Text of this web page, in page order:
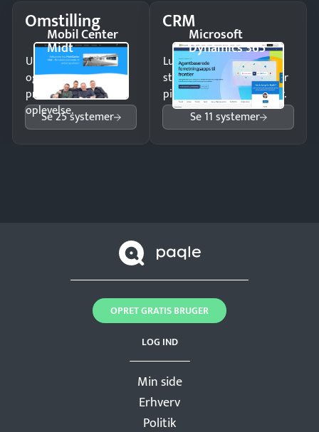
Omstilling
Mobil Center
Midt
Undgå tabte opkald
og giv kunderne en
professionel
oplevelse.
Se 25 systemer
CRMMicrosoft
Dynamics 365
Luk flere salg med et
struktureret overblik over
pipeline og opfølgninger.
Se 11 systemer
Min side
Erhverv
Politik
LOG IND
OPRET GRATIS BRUGER